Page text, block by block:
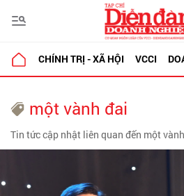
CHÍNH TRỊ - XÃ HỘI VCCI
một vành đai
Tin tức cập nhật liên quan đến một